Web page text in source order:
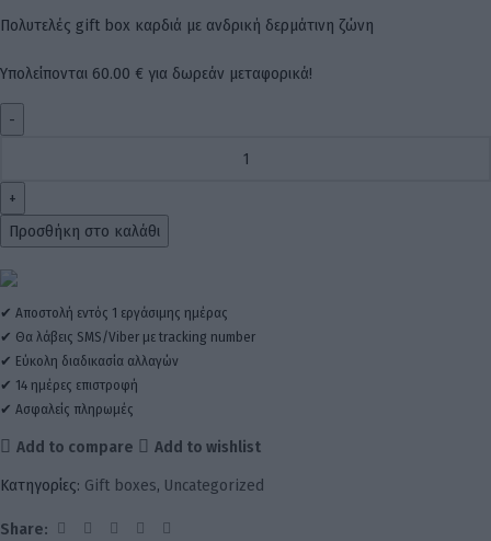
Πολυτελές gift box καρδιά με ανδρική δερμάτινη ζώνη
Υπολείπονται 60.00 € για δωρεάν μεταφορικά!
Προσθήκη στο καλάθι
✔ Αποστολή εντός 1 εργάσιμης ημέρας
✔ Θα λάβεις SMS/Viber με tracking number
✔ Εύκολη διαδικασία αλλαγών
✔ 14 ημέρες επιστροφή
✔ Ασφαλείς πληρωμές
Add to compare
Add to wishlist
Κατηγορίες: Gift boxes, Uncategorized
Share: